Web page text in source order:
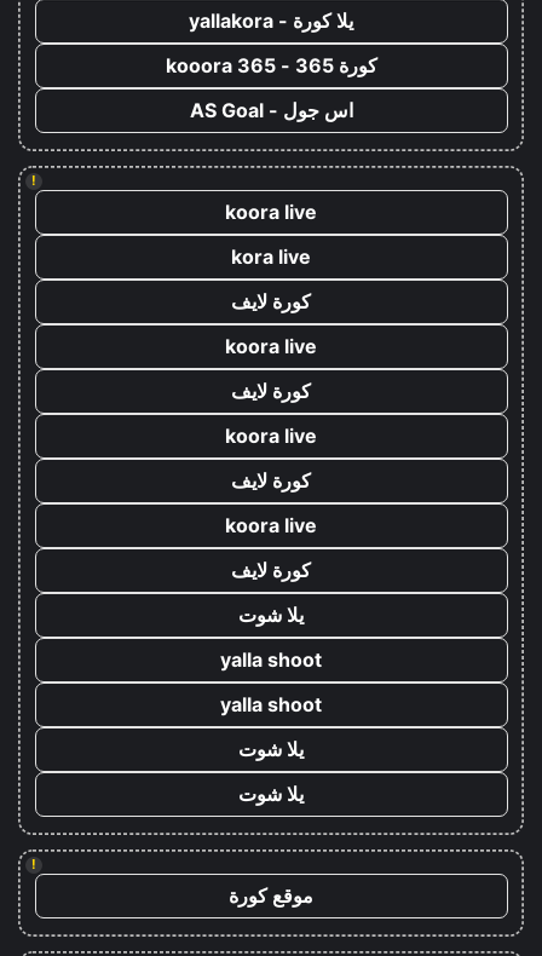
يلا كورة - yallakora
كورة 365 - kooora 365
اس جول - AS Goal
!
koora live
kora live
كورة لايف
koora live
كورة لايف
koora live
كورة لايف
koora live
كورة لايف
يلا شوت
yalla shoot
yalla shoot
يلا شوت
يلا شوت
!
موقع كورة